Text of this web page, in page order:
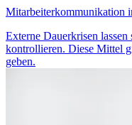
Mitarbeiterkommunikation
Externe Dauerkrisen
kontrollieren. Diese Mittel
geben.